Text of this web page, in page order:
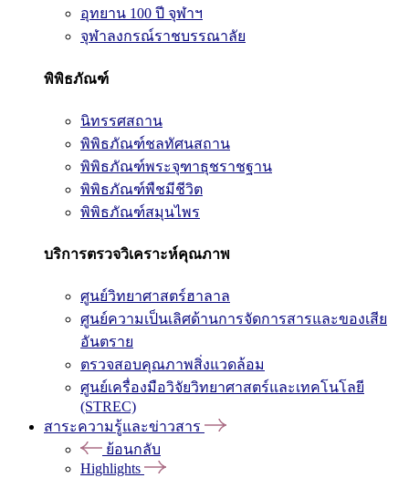
อุทยาน 100 ปี จุฬาฯ
จุฬาลงกรณ์ราชบรรณาลัย
พิพิธภัณฑ์
นิทรรศสถาน
พิพิธภัณฑ์ชลทัศนสถาน
พิพิธภัณฑ์พระจุฑาธุชราชฐาน
พิพิธภัณฑ์พืชมีชีวิต
พิพิธภัณฑ์สมุนไพร
บริการตรวจวิเคราะห์คุณภาพ
ศูนย์วิทยาศาสตร์ฮาลาล
ศูนย์ความเป็นเลิศด้านการจัดการสารและของเสีย
อันตราย
ตรวจสอบคุณภาพสิ่งแวดล้อม
ศูนย์เครื่องมือวิจัยวิทยาศาสตร์และเทคโนโลยี
(STREC)
สาระความรู้และข่าวสาร
ย้อนกลับ
Highlights